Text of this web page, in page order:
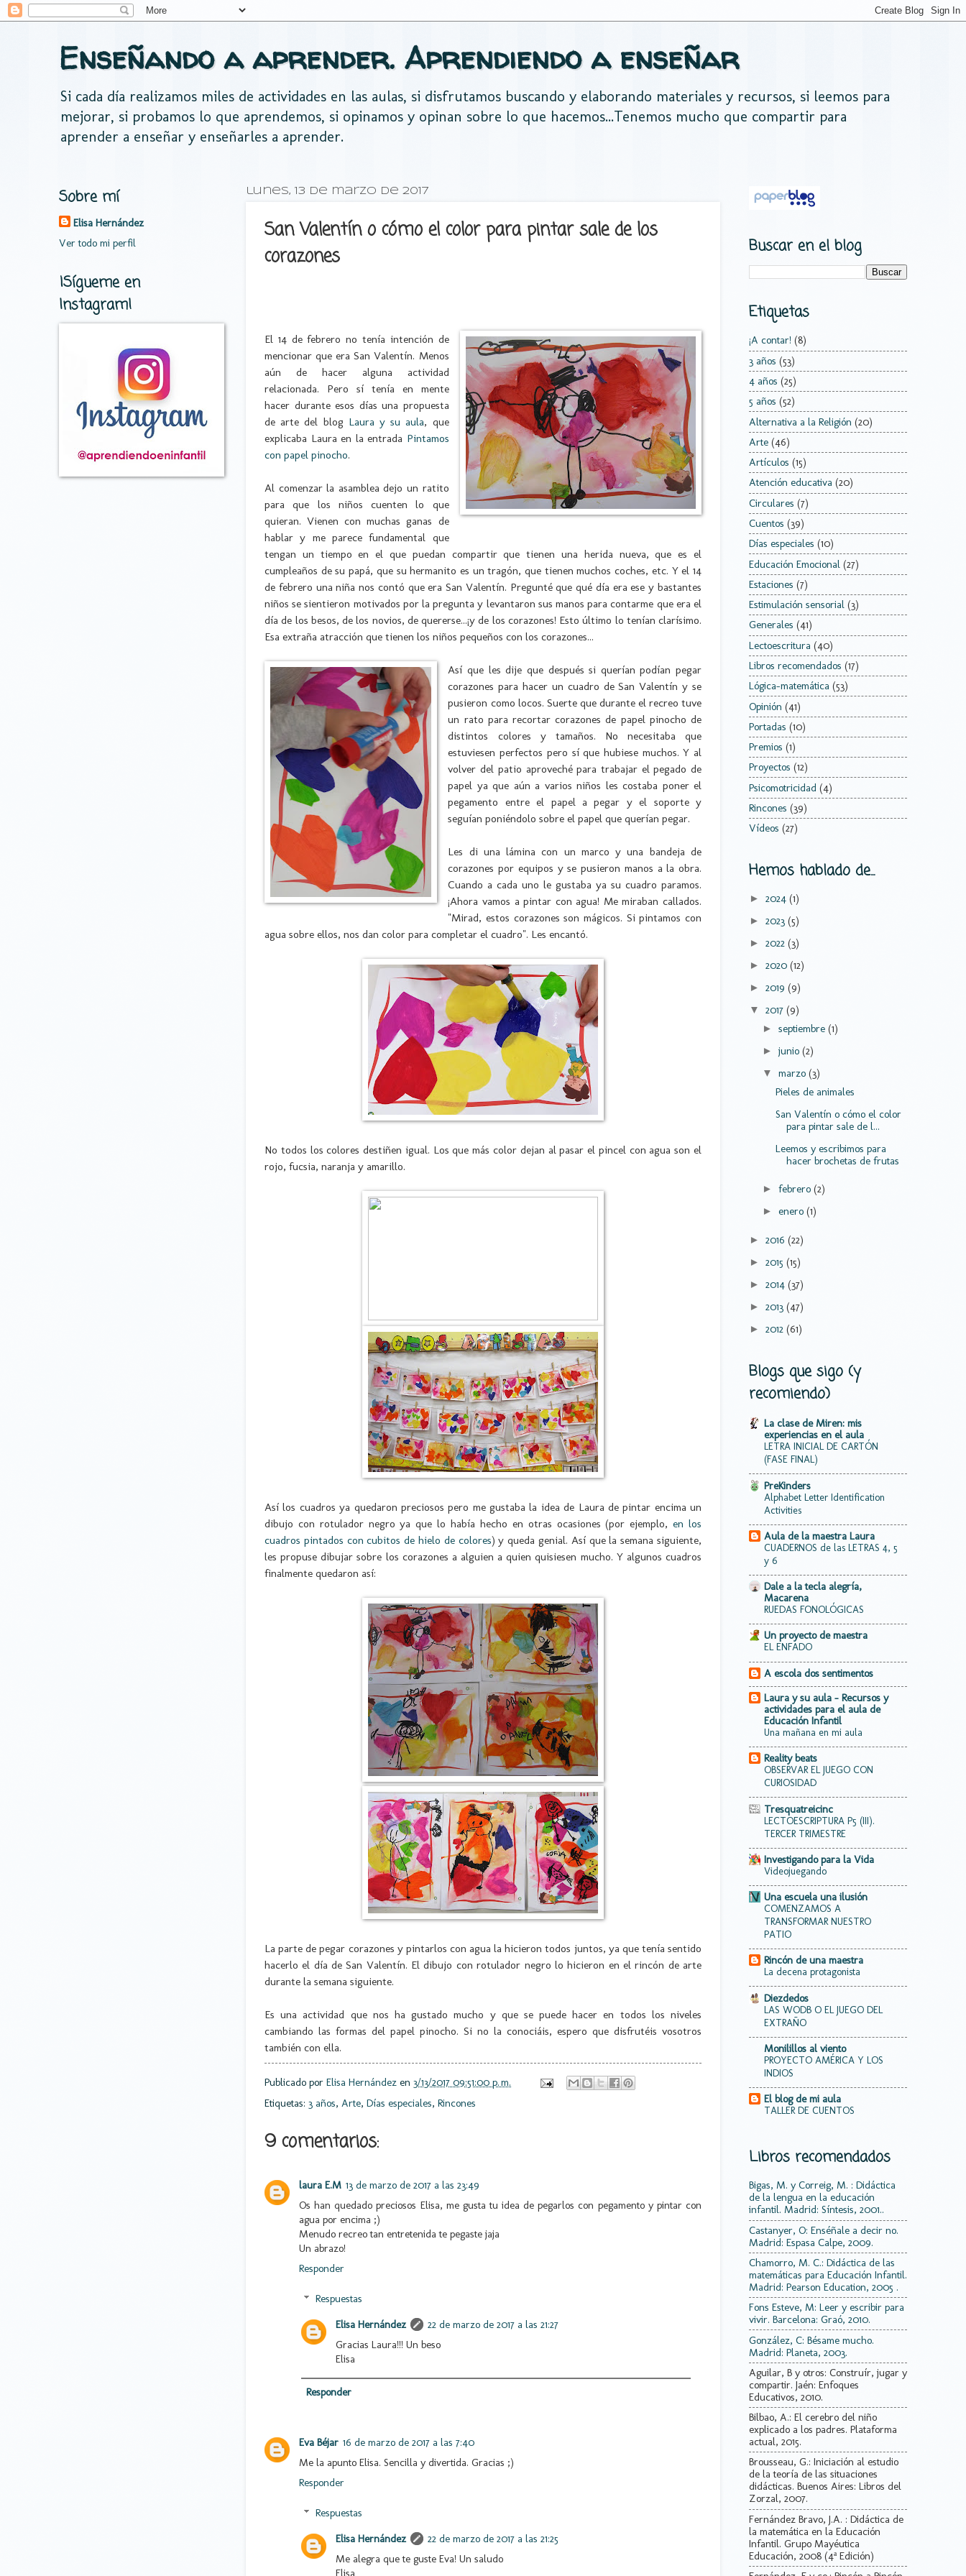
Enseñando a aprender. Aprendiendo a enseñar
Si cada día realizamos miles de actividades en las aulas, si disfrutamos buscando y elaborando materiales y recursos, si leemos para
mejorar, si probamos lo que aprendemos, si opinamos y opinan sobre lo que hacemos...Tenemos mucho que compartir para
aprender a enseñar y enseñarles a aprender.
lunes, 13 de marzo de 2017
San Valentín o cómo el color para pintar sale de los
corazones
El 14 de febrero no tenía intención de
mencionar que era San Valentín. Menos
aún de hacer alguna actividad
relacionada. Pero sí tenía en mente
hacer durante esos días una propuesta
de arte del blog Laura y su aula, que
explicaba Laura en la entrada Pintamos
con papel pinocho.
Al comenzar la asamblea dejo un ratito
para que los niños cuenten lo que
quieran. Vienen con muchas ganas de
hablar y me parece fundamental que
tengan un tiempo en el que puedan compartir que tienen una herida nueva, que es el
cumpleaños de su papá, que su hermanito es un tragón, que tienen muchos coches, etc. Y el 14
de febrero una niña nos contó que era San Valentín. Pregunté que qué día era ese y bastantes
niños se sientieron motivados por la pregunta y levantaron sus manos para contarme que era el
día de los besos, de los novios, de quererse...¡y de los corazones! Esto último lo tenían clarísimo.
Esa extraña atracción que tienen los niños pequeños con los corazones...
Así que les dije que después si querían podían pegar
corazones para hacer un cuadro de San Valentín y se
pusieron como locos. Suerte que durante el recreo tuve
un rato para recortar corazones de papel pinocho de
distintos colores y tamaños. No necesitaba que
estuviesen perfectos pero sí que hubiese muchos. Y al
volver del patio aproveché para trabajar el pegado de
papel ya que aún a varios niños les costaba poner el
pegamento entre el papel a pegar y el soporte y
seguían poniéndolo sobre el papel que querían pegar.
Les di una lámina con un marco y una bandeja de
corazones por equipos y se pusieron manos a la obra.
Cuando a cada uno le gustaba ya su cuadro paramos.
¡Ahora vamos a pintar con agua! Me miraban callados.
"Mirad, estos corazones son mágicos. Si pintamos con
agua sobre ellos, nos dan color para completar el cuadro". Les encantó.
No todos los colores destiñen igual. Los que más color dejan al pasar el pincel con agua son el
rojo, fucsia, naranja y amarillo.
Así los cuadros ya quedaron preciosos pero me gustaba la idea de Laura de pintar encima un
dibujo con rotulador negro ya que lo había hecho en otras ocasiones (por ejemplo,en los
cuadros pintados con cubitos de hielo de colores) y queda genial. Así que la semana siguiente,
les propuse dibujar sobre los corazones a alguien a quien quisiesen mucho. Y algunos cuadros
finalmente quedaron así:
La parte de pegar corazones y pintarlos con agua la hicieron todos juntos, ya que tenía sentido
hacerlo el día de San Valentín. El dibujo con rotulador negro lo hicieron en el rincón de arte
durante la semana siguiente.
Es una actividad que nos ha gustado mucho y que se puede hacer en todos los niveles
cambiando las formas del papel pinocho. Si no la conociáis, espero que disfrutéis vosotros
también con ella.
Publicado por Elisa Hernández en 3/13/2017 09:51:00 p. m.
Etiquetas: 3 años, Arte, Días especiales, Rincones
9 comentarios:
laura E.M 13 de marzo de 2017 a las 23:49
Os han quedado preciosos Elisa, me gusta tu idea de pegarlos con pegamento y pintar con
agua por encima ;)
Menudo recreo tan entretenida te pegaste jaja
Un abrazo!
Responder
Respuestas
Elisa Hernández
22 de marzo de 2017 a las 21:27
Gracias Laura!!! Un beso
Elisa
Responder
Eva Béjar 16 de marzo de 2017 a las 7:40
Me la apunto Elisa. Sencilla y divertida. Gracias ;)
Responder
Respuestas
Elisa Hernández
22 de marzo de 2017 a las 21:25
Me alegra que te guste Eva! Un saludo
Elisa
Sobre mí
Elisa Hernández
Ver todo mi perfil
¡Sígueme en
Instagram!
Buscar en el blog
Etiquetas
¡A contar! (8)
3 años (53)
4 años (25)
5 años (52)
Alternativa a la Religión (20)
Arte (46)
Artículos (15)
Atención educativa (20)
Circulares (7)
Cuentos (39)
Días especiales (10)
Educación Emocional (27)
Estaciones (7)
Estimulación sensorial (3)
Generales (41)
Lectoescritura (40)
Libros recomendados (17)
Lógica-matemática (53)
Opinión (41)
Portadas (10)
Premios (1)
Proyectos (12)
Psicomotricidad (4)
Rincones (39)
Vídeos (27)
Hemos hablado de...
► 2024 (1)
► 2023 (5)
► 2022 (3)
► 2020 (12)
► 2019 (9)
▼ 2017 (9)
► septiembre (1)
► junio (2)
▼ marzo (3)
Pieles de animales
San Valentín o cómo el color
para pintar sale de l...
Leemos y escribimos para
hacer brochetas de frutas
► febrero (2)
► enero (1)
► 2016 (22)
► 2015 (15)
► 2014 (37)
► 2013 (47)
► 2012 (61)
Blogs que sigo (y
recomiendo)
La clase de Miren: mis
experiencias en el aula
LETRA INICIAL DE CARTÓN
(FASE FINAL)
PreKinders
Alphabet Letter Identification
Activities
Aula de la maestra Laura
CUADERNOS de las LETRAS 4, 5
y 6
Dale a la tecla alegría,
Macarena
RUEDAS FONOLÓGICAS
Un proyecto de maestra
EL ENFADO
A escola dos sentimentos
Laura y su aula - Recursos y
actividades para el aula de
Educación Infantil
Una mañana en mi aula
Reality beats
OBSERVAR EL JUEGO CON
CURIOSIDAD
Tresquatreicinc
LECTOESCRIPTURA P5 (III).
TERCER TRIMESTRE
Investigando para la Vida
Videojuegando
Una escuela una ilusión
COMENZAMOS A
TRANSFORMAR NUESTRO
PATIO
Rincón de una maestra
La decena protagonista
Diezdedos
LAS WODB O EL JUEGO DEL
EXTRAÑO
Monilillos al viento
PROYECTO AMÉRICA Y LOS
INDIOS
El blog de mi aula
TALLER DE CUENTOS
Libros recomendados
Bigas, M. y Correig, M. : Didáctica
de la lengua en la educación
infantil. Madrid: Síntesis, 2001..
Castanyer, O: Enséñale a decir no.
Madrid: Espasa Calpe, 2009.
Chamorro, M. C.: Didáctica de las
matemáticas para Educación Infantil.
Madrid: Pearson Education, 2005 .
Fons Esteve, M: Leer y escribir para
vivir. Barcelona: Graó, 2010.
González, C: Bésame mucho.
Madrid: Planeta, 2003.
Aguilar, B y otros: Construír, jugar y
compartir. Jaén: Enfoques
Educativos, 2010.
Bilbao, A.: El cerebro del niño
explicado a los padres. Plataforma
actual, 2015.
Brousseau, G.: Iniciación al estudio
de la teoría de las situaciones
didácticas. Buenos Aires: Libros del
Zorzal, 2007.
Fernández Bravo, J.A. : Didáctica de
la matemática en la Educación
Infantil. Grupo Mayéutica
Educación, 2008 (4ª Edición)